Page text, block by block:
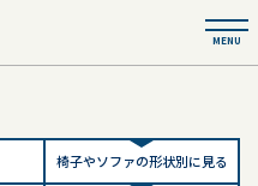
椅子やソファの形状別に見る